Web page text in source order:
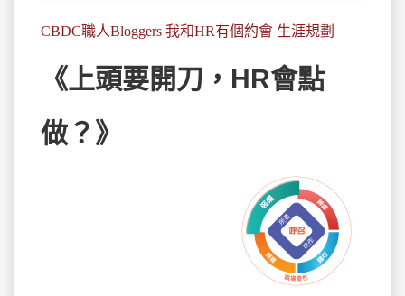
CBDC職人Bloggers 我和HR有個約會 生涯規劃
《上頭要開刀，HR會點
做？》